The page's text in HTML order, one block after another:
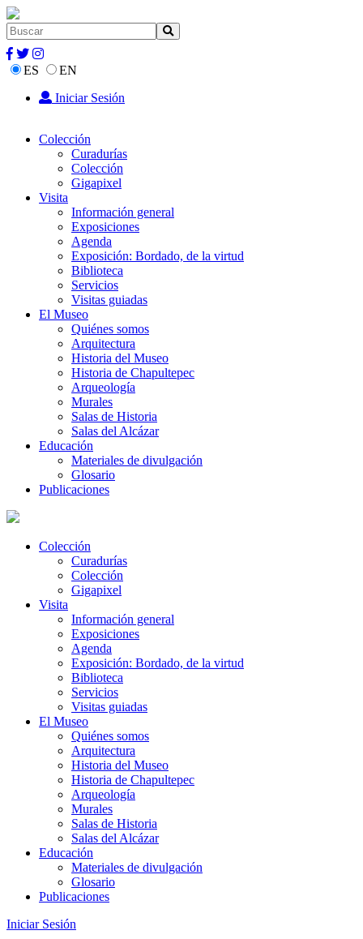
ES
EN
Iniciar Sesión
Colección
Curadurías
Colección
Gigapixel
Visita
Información general
Exposiciones
Agenda
Exposición: Bordado, de la virtud
Biblioteca
Servicios
Visitas guiadas
El Museo
Quiénes somos
Arquitectura
Historia del Museo
Historia de Chapultepec
Arqueología
Murales
Salas de Historia
Salas del Alcázar
Educación
Materiales de divulgación
Glosario
Publicaciones
Colección
Curadurías
Colección
Gigapixel
Visita
Información general
Exposiciones
Agenda
Exposición: Bordado, de la virtud
Biblioteca
Servicios
Visitas guiadas
El Museo
Quiénes somos
Arquitectura
Historia del Museo
Historia de Chapultepec
Arqueología
Murales
Salas de Historia
Salas del Alcázar
Educación
Materiales de divulgación
Glosario
Publicaciones
Iniciar Sesión